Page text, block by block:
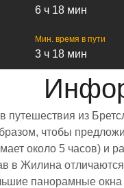
6 ч 18 мин
Мин. время в пути
3 ч 18 мин
путешествия из
чтобы
около 5 часов)
в Жилина
панорамные